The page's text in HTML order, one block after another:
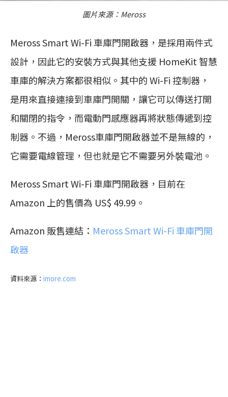
圖片來源：Meross
Meross Smart Wi-Fi 車庫門開啟器，是採用兩件式
設計，因此它的安裝方式與其他支援 HomeKit 智慧
車庫的解決方案都很相似。其中的 Wi-Fi 控制器，
是用來直接連接到車庫門開關，讓它可以傳送打開
和關閉的指令，而電動門感應器再將狀態傳遞到控
制器。不過，Meross車庫門開啟器並不是無線的，
它需要電線管理，但也就是它不需要另外裝電池。
Meross Smart Wi-Fi 車庫門開啟器，目前在
Amazon 上的售價為 US$ 49.99。
Amazon 販售連結： Meross Smart Wi-Fi 車庫門開
啟器
資料來源： imore.com